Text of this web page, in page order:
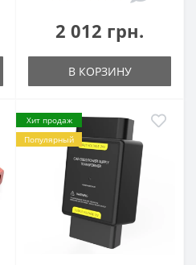
2 012 грн.
В КОРЗИНУ
Хит продаж
Популярный